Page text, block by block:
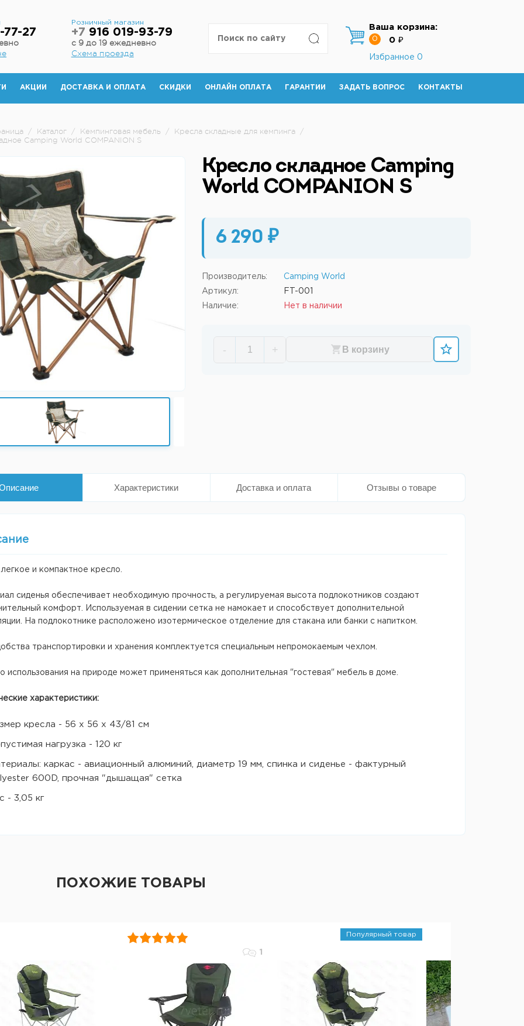
77-27
Розничный магазин
+7 916 019-93-79
с 9 до 19 ежедневно
Схема проезда
Ваша корзина:
0 0 ₽
Избранное 0
АКЦИИ ДОСТАВКА И ОПЛАТА СКИДКИ ОНЛАЙН ОПЛАТА ГАРАНТИИ ЗАДАТЬ ВОПРОС КОНТАКТЫ
/ Каталог / Кемпинговая мебель / Кресла складные для кемпинга
/
Camping World COMPANION S
Кресло складное Camping
World COMPANION S
6 290 ₽
Производитель: Camping World
Артикул: FT-001
Наличие: Нет в наличии
- + В корзину
Характеристики Доставка и оплата Отзывы о товаре
и компактное кресло.
сиденья обеспечивает необходимую прочность, а регулируемая высота подлокотников создают
комфорт. Используемая в сидении сетка не намокает и способствует дополнительной
На подлокотнике расположено изотермическое отделение для стакана или банки с напитком.
транспортировки и хранения комплектуется специальным непромокаемым чехлом.
использования на природе может применяться как дополнительная "гостевая" мебель в доме.
характеристики:
кресла - 56 х 56 х 43/81 см
нагрузка - 120 кг
каркас - авиационный алюминий, диаметр 19 мм, спинка и сиденье - фактурный
600D, прочная "дышащая" сетка
- 3,05 кг
ПОХОЖИЕ ТОВАРЫ
1
Популярный товар